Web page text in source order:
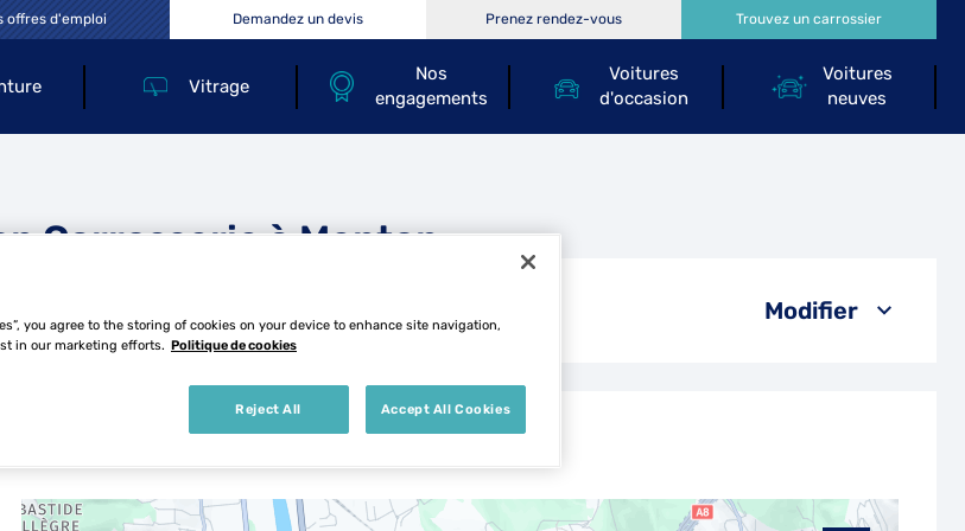
Vitrage
Nos
engagements
Voitures
d'occasion
Voitures
neuves
offres d'emploi Demandez un devis Prenez rendez-vous Trouvez un carrossier
Carrosserie à Menton
Modifier
you agree to the storing of cookies on your device to enhance site navigation,
in our marketing efforts. Politique de cookies
Reject All Accept All Cookies